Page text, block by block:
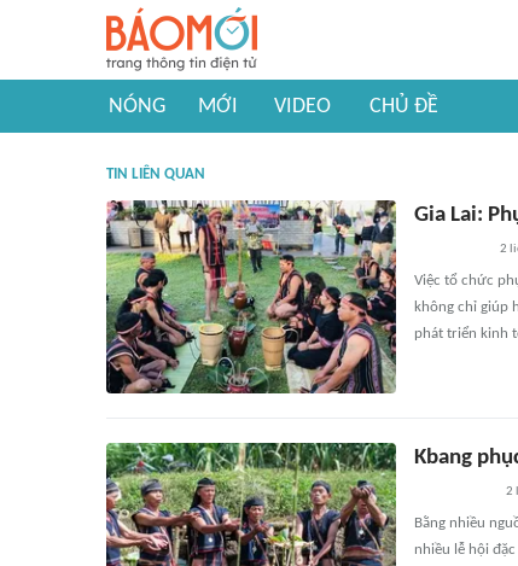
NÓNG MỚI VIDEO CHỦ ĐỀ
TIN LIÊN QUAN
Gia Lai:
2
Việc tổ chức
không chỉ giúp
phát triển kinh
Kbang
2
Bằng nhiều
nhiều lễ hội